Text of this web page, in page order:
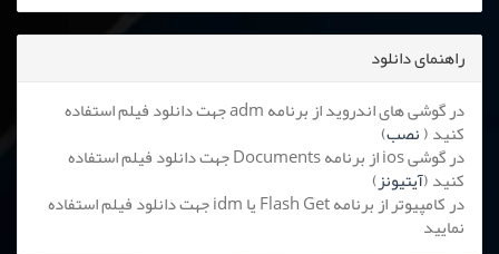
راهنمای دانلود
در گوشی های اندروید از برنامه adm جهت دانلود فیلم استفاده
کنید (نصب)
در گوشی ios از برنامه Documents جهت دانلود فیلم استفاده
کنید (آیتیونز)
در کامپیوتر از برنامه Flash Get یا idm جهت دانلود فیلم استفاده
نمایید